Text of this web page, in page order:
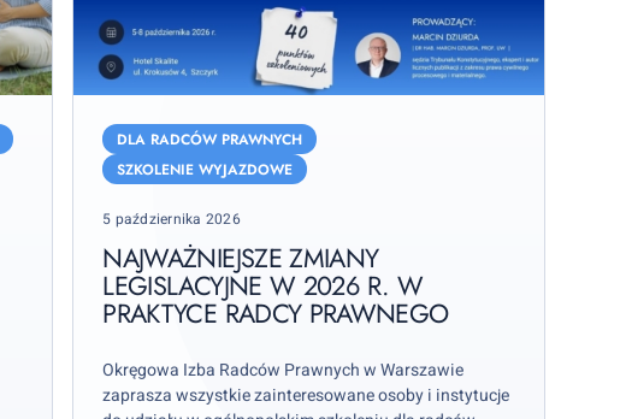
zmiany
legislacyjne
2026
praktyce
prawnego
DLA RADCÓW PRAWNYCH
SZKOLENIE WYJAZDOWE
Posted
5 października 2026
NAJWAŻNIEJSZE ZMIANY
LEGISLACYJNE W 2026 R. W
PRAKTYCE RADCY PRAWNEGO
Okręgowa Izba Radców Prawnych w Warszawie
zaprasza wszystkie zainteresowane osoby i instytucje